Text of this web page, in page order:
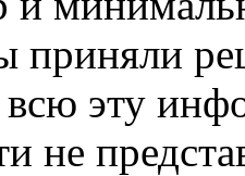
приняли
всю эту
не